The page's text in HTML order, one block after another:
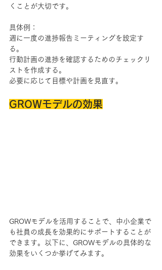
くことが大切です。
具体例：
週に一度の進捗報告ミーティングを設定す
る。
行動計画の進捗を確認するためのチェックリ
ストを作成する。
必要に応じて目標や計画を見直す。
GROWモデルの効果
GROWモデルを活用することで、中小企業で
も社員の成長を効果的にサポートすることが
できます。以下に、GROWモデルの具体的な
効果をいくつか挙げてみます。